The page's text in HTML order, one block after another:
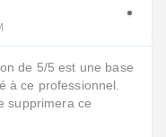
de 5/5 est une base
à ce professionnel.
supprimera ce